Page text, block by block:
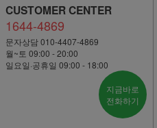
CUSTOMER CENTER
1644-4869
문자상담 010-4407-4869
월~토 09:00 - 20:00
일요일·공휴일 09:00 - 18:00
지금바로
전화하기